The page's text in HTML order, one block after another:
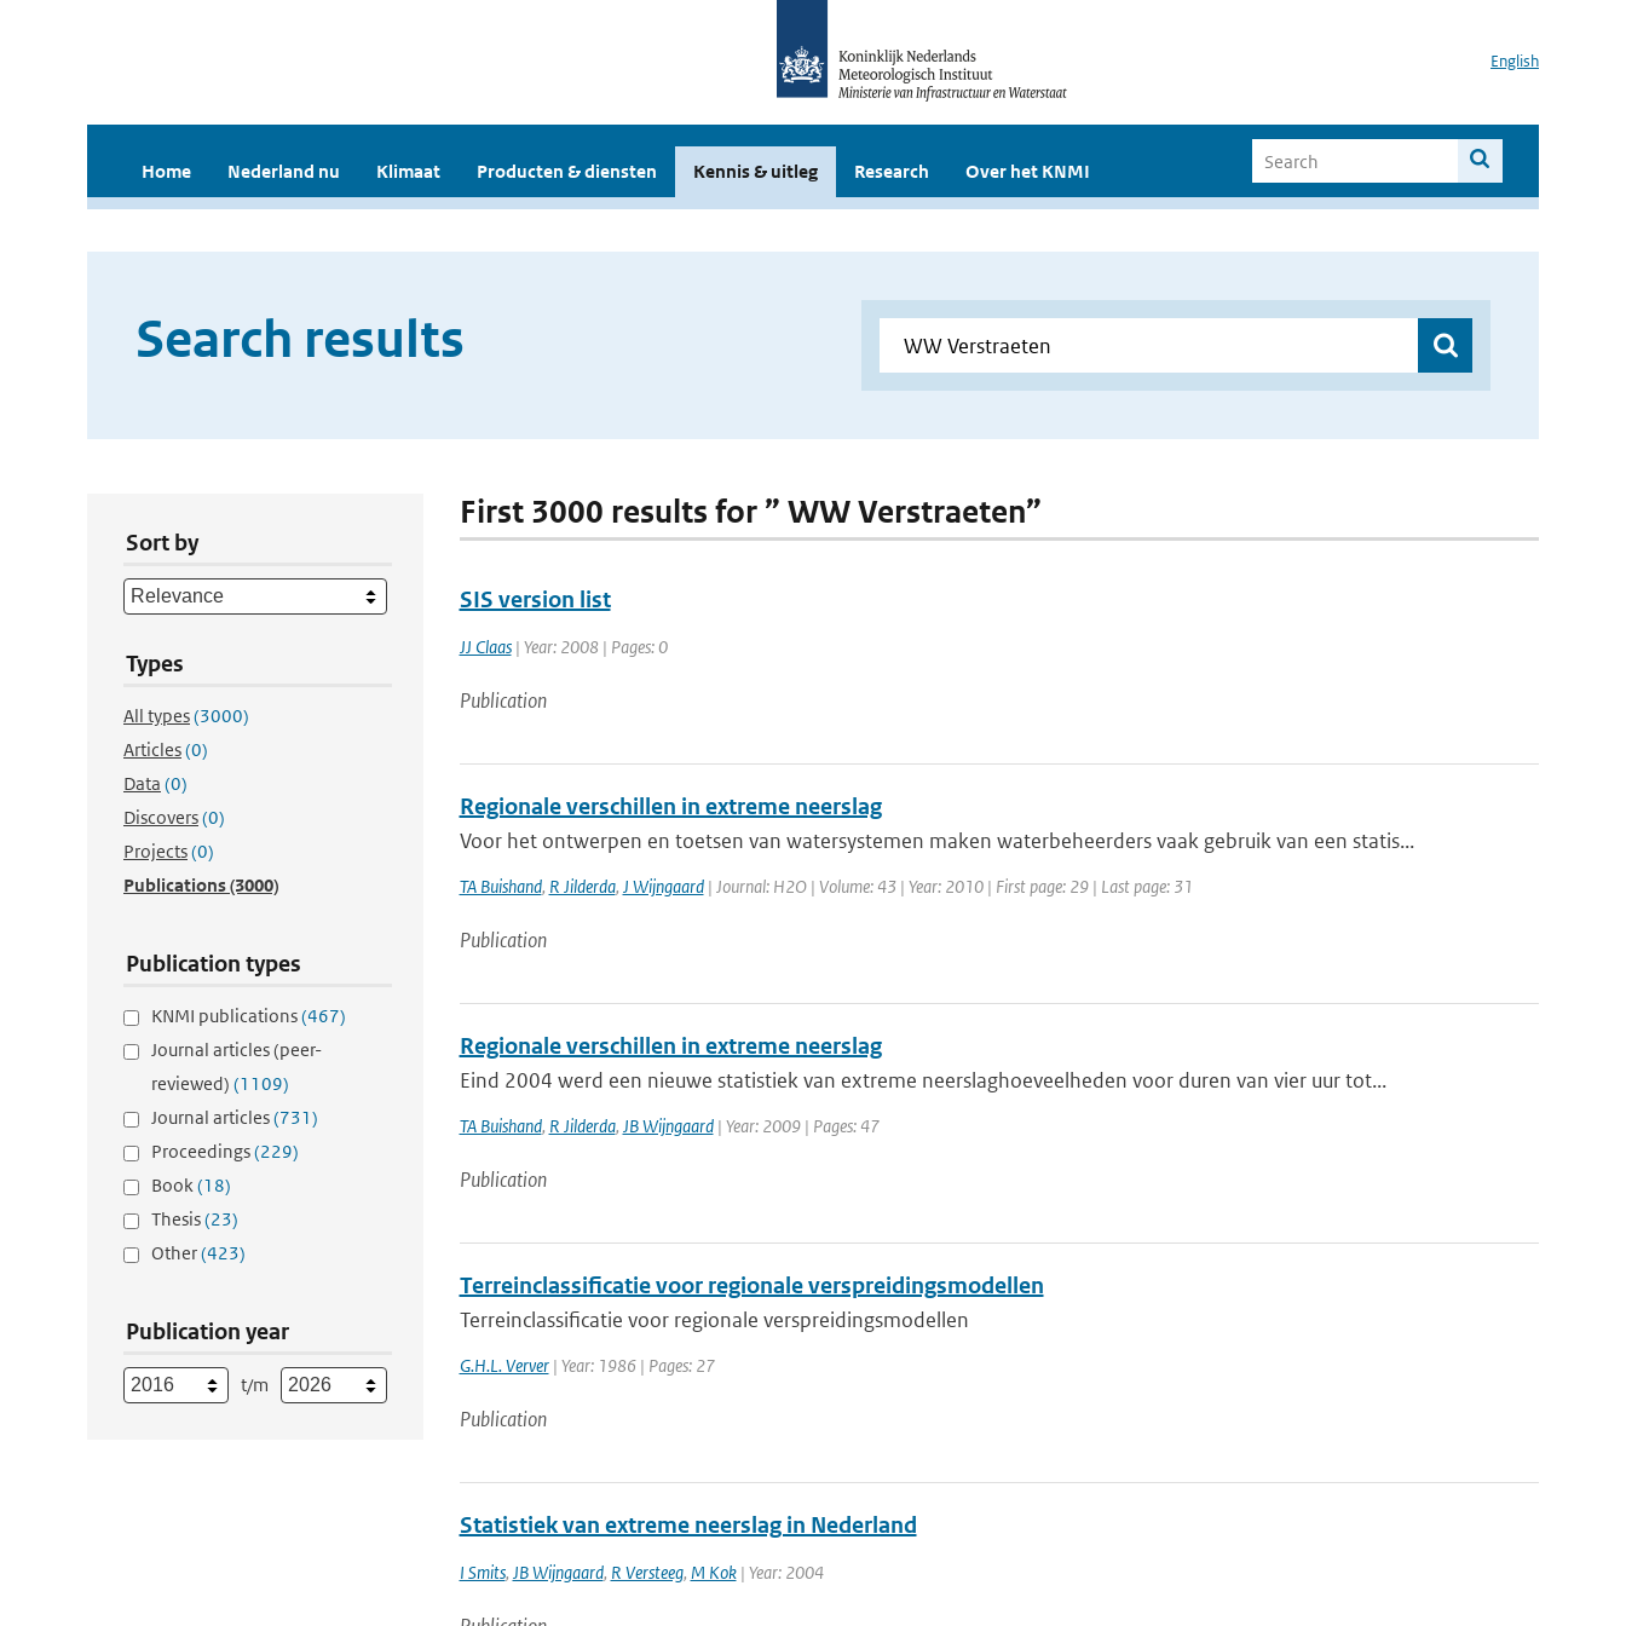
English
Home Nederland nu Klimaat Producten & diensten Kennis & uitleg Research Over het KNMI
Search results
Sort by
Types
All types(3000)
Articles(0)
Data (0)
Discovers(0)
Projects(0)
Publications(3000)
Publication types
KNMI publications(467)
Journal articles (peer-
reviewed) (1109)
Journal articles(731)
Proceedings(229)
Book(18)
Thesis(23)
Other(423)
Publication year
t/m
First 3000 results for ” WW Verstraeten”
SIS version list
JJ Claas| Year: 2008 | Pages: 0
Publication
Regionale verschillen in extreme neerslag
Voor het ontwerpen en toetsen van watersystemen maken waterbeheerders vaak gebruik van een statis...
TA Buishand, R Jilderda, J Wijngaard| Journal: H2O | Volume: 43 | Year: 2010 | First page: 29 | Last page: 31
Publication
Regionale verschillen in extreme neerslag
Eind 2004 werd een nieuwe statistiek van extreme neerslaghoeveelheden voor duren van vier uur tot...
TA Buishand, R Jilderda, JB Wijngaard| Year: 2009 | Pages: 47
Publication
Terreinclassificatie voor regionale verspreidingsmodellen
Terreinclassificatie voor regionale verspreidingsmodellen
G.H.L. Verver| Year: 1986 | Pages: 27
Publication
Statistiek van extreme neerslag in Nederland
I Smits, JB Wijngaard, R Versteeg, M Kok| Year: 2004